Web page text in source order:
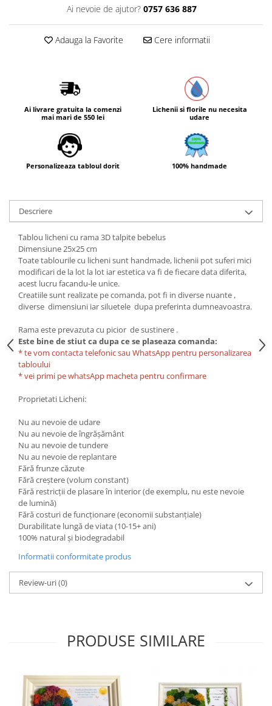
Ai nevoie de ajutor? 0757 636 887
Adauga la Favorite Cere informatii
Ai livrare gratuita la comenzi
mai mari de 550 lei
Lichenii si florile nu necesita
udare
Personalizeaza tabloul dorit 100% handmade
Descriere
Tablou licheni cu rama 3D talpite bebelus
Dimensiune 25x25 cm
Toate tablourile cu licheni sunt handmade, lichenii pot suferi mici
modificari de la lot la lot iar estetica va fi de fiecare data diferita,
acest lucru facandu-le unice.
Creatiile sunt realizate pe comanda, pot fi in diverse nuante ,
diverse dimensiuni iar siluetele dupa preferinta dumneavoastra.
Rama este prevazuta cu picior de sustinere .
Este bine de stiut ca dupa ce se plaseaza comanda:
* te vom contacta telefonic sau WhatsApp pentru personalizarea
tabloului
* vei primi pe whatsApp macheta pentru confirmare
Proprietati Licheni:
Nu au nevoie de udare
Nu au nevoie de îngrășământ
Nu au nevoie de tundere
Nu au nevoie de replantare
Fără frunze căzute
Fără creștere (volum constant)
Fără restricții de plasare în interior (de exemplu, nu este nevoie
de lumină)
Fără costuri de funcționare (economii substanțiale)
Durabilitate lungă de viata (10-15+ ani)
100% natural și biodegradabil
Informatii conformitate produs
Review-uri(0)
PRODUSE SIMILARE